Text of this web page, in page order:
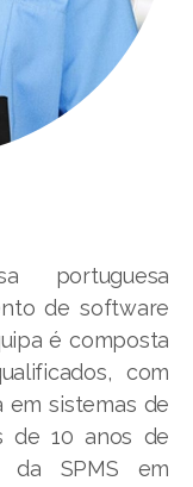
portuguesa
de software
é composta
com
em sistemas de
de 10 anos de
da SPMS em